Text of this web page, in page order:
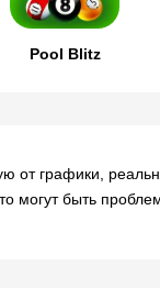
Pool Blitz
от графики,
могут быть